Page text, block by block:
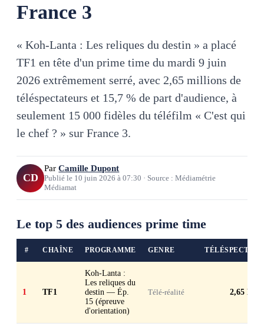
France 3
« Koh-Lanta : Les reliques du destin » a placé
TF1 en tête d'un prime time du mardi 9 juin
2026 extrêmement serré, avec 2,65 millions de
téléspectateurs et 15,7 % de part d'audience, à
seulement 15 000 fidèles du téléfilm « C'est qui
le chef ? » sur France 3.
CD
ParCamille Dupont
Publié le 10 juin 2026 à07:30 · Source : Médiamétrie
Médiamat
Le top 5 des audiences prime time
# CHAÎNE PROGRAMME GENRE
1 TF1
Koh-Lanta :
Les reliques du
destin — Ép.
15 (épreuve
d'orientation)
Télé-réalité 2,65 M